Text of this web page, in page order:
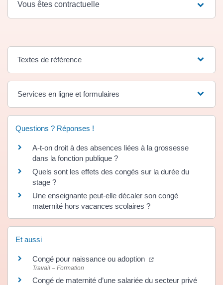
Vous êtes contractuelle
Textes de référence
Services en ligne et formulaires
Questions ? Réponses !
A-t-on droit à des absences liées à la grossesse
dans la fonction publique ?
Quels sont les effets des congés sur la durée du
stage ?
Une enseignante peut-elle décaler son congé
maternité hors vacances scolaires ?
Et aussi
Congé pour naissance ou adoption (ouverture dans un
Travail – Formation
Congé de maternité d’une salariée du secteur privé